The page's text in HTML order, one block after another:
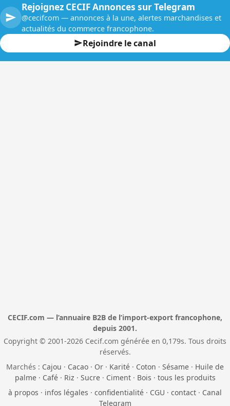
Rejoignez CECIF Annonces sur Telegram
@cecifcom — annonces à la une, alertes marchandises et
actualités du commerce francophone.
Rejoindre le canal
CECIF.com — l’annuaire B2B de l’import-export francophone,
depuis 2001.
Copyright © 2001-2026 Cecif.com générée en 0,179s. Tous droits
réservés.
Marchés : Cajou · Cacao · Or · Karité · Coton · Sésame · Huile de
palme· Café· Riz · Sucre· Ciment· Bois · tous les produits
à propos · infos légales · confidentialité · CGU · contact · Canal
Telegram